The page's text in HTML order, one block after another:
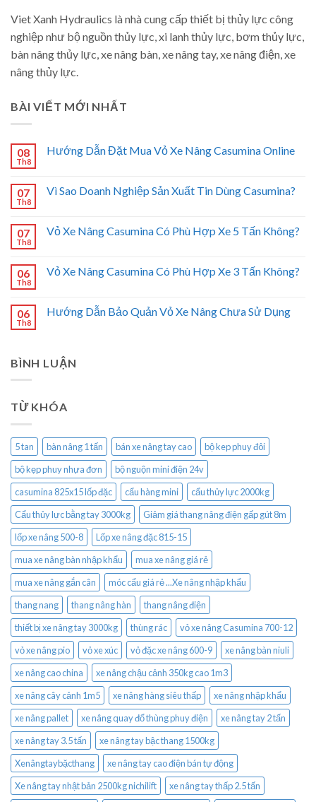
Viet Xanh Hydraulics là nhà cung cấp thiết bị thủy lực công
nghiệp như bộ nguồn thủy lực, xi lanh thủy lực, bơm thủy lực,
bàn nâng thủy lực, xe nâng bàn, xe nâng tay, xe nâng điện, xe
nâng thủy lực.
BÀI VIẾT MỚI NHẤT
08
Th8
Hướng Dẫn Đặt Mua Vỏ Xe Nâng Casumina Online
07
Th8
Vì Sao Doanh Nghiệp Sản Xuất Tin Dùng Casumina?
07
Th8
Vỏ Xe Nâng Casumina Có Phù Hợp Xe 5 Tấn Không?
06
Th8
Vỏ Xe Nâng Casumina Có Phù Hợp Xe 3 Tấn Không?
06
Th8
Hướng Dẫn Bảo Quản Vỏ Xe Nâng Chưa Sử Dụng
BÌNH LUẬN
TỪ KHÓA
5 tan bàn nâng 1 tấn bán xe nâng tay cao
bộ kep phuy đôi
bộ kẹp phuy nhựa đơn
bộ nguộn mini điện 24v
casumina 825x15 lốp đặc
cẩu hàng mini
cẩu thủy lực 2000kg
Cẩu thủy lực bằng tay 3000kg
Giảm giá thang nâng điện gấp gút 8m
lốp xe nâng 500-8
Lốp xe nâng đặc 815-15
mua xe nâng bàn nhập khẩu
mua xe nâng giá rẻ
mua xe nâng gắn cân
móc cẩu giá rẻ ...Xe nâng nhập khẩu
thang nang
thang nâng hàn
thang nâng điện
thiết bị xe nâng tay 3000kg
thùng rác
vỏ xe nâng Casumina 700-12
vỏ xe nâng pio
vỏ xe xúc vỏ đặc xe nâng 600-9
xe nâng bàn niuli
xe nâng cao china
xe nâng chậu cảnh 350kg cao 1m3
xe nâng cây cảnh 1m5
xe nâng hàng siêu thấp
xe nâng nhập khẩu
xe nâng pallet
xe nâng quay đổ thùng phuy điện
xe nâng tay 2 tấn
xe nâng tay 3.5 tấn
xe nâng tay bậc thang 1500kg
Xenângtaybặcthang
xe nâng tay cao điện bán tự động
Xe nâng tay nhật bản 2500kg nichilift
xe nâng tay thấp 2.5 tấn